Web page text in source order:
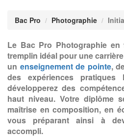
Bac Pro Photographie
Le Bac Pro Photographie
tremplin idéal pour une
un enseignement de pointe,
des expériences
développerez des
haut niveau. Votre diplôme
maîtrise en composition, en
vous préparant ainsi à
accompli.